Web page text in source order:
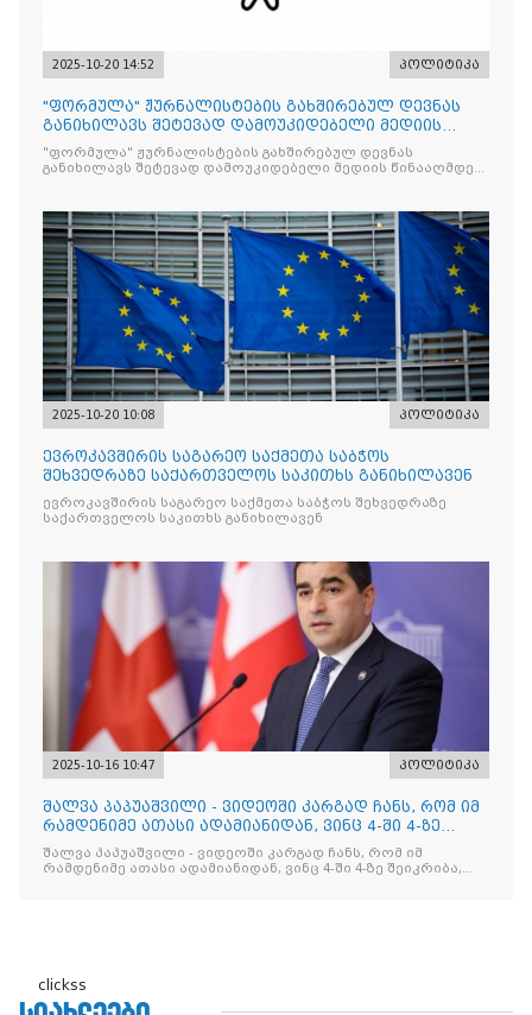
2025-10-20 14:52 პოლიტიკა
"ფორმულა" ჟურნალისტების გახშირებულ დევნას
განიხილავს შეტევად დამოუკიდებელი მედიის
წინააღმდ
"ფორმულა" ჟურნალისტების გახშირებულ დევნას
განიხილავს შეტევად დამოუკიდებელი მედიის წინააღმდეგ,
2025-10-20 10:08 პოლიტიკა
ევროკავშირის საგარეო საქმეთა საბჭოს
შეხვედრაზე საქართველოს საკითხს განიხილავენ
ევროკავშირის საგარეო საქმეთა საბჭოს შეხვედრაზე
საქართველოს საკითხს განიხილავენ
2025-10-16 10:47 პოლიტიკა
შალვა პაპუაშვილი - ვიდეოში კარგად ჩანს, რომ იმ
რამდენიმე ათასი ადამიანიდან, ვინც 4-ში 4-ზე
შეიკრიბა,
შალვა პაპუაშვილი - ვიდეოში კარგად ჩანს, რომ იმ
რამდენიმე ათასი ადამიანიდან, ვინც 4-ში 4-ზე შეიკრიბა,
clickss